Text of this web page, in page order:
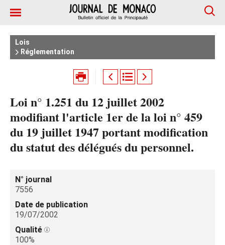
Lois
Réglementation
Loi n° 1.251 du 12 juillet 2002
modifiant l'article 1er de la loi n° 459
du 19 juillet 1947 portant modification
du statut des délégués du personnel.
N° journal
7556
Date de publication
19/07/2002
Qualité
100%